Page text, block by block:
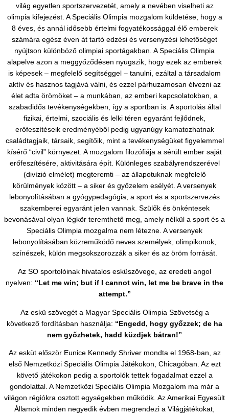
világ egyetlen sportszervezetét, amely a nevében viselheti az
olimpia kifejezést. A Speciális Olimpia mozgalom küldetése, hogy a
8 éves, és annál idősebb értelmi fogyatékossággal élő emberek
számára egész éven át tartó edzési és versenyzési lehetőséget
nyújtson különböző olimpiai sportágakban. A Speciális Olimpia
alapelve azon a meggyőződésen nyugszik, hogy ezek az emberek
is képesek – megfelelő segítséggel – tanulni, ezáltal a társadalom
aktív és hasznos tagjává válni, és ezzel párhuzamosan élvezni az
élet adta örömöket – a munkában, az emberi kapcsolatokban, a
szabadidős tevékenységekben, így a sportban is. A sportolás által
fizikai, értelmi, szociális és lelki téren egyaránt fejlődnek,
erőfeszítéseik eredményéből pedig ugyanúgy kamatozhatnak
családtagjaik, társaik, segítőik, mint a tevékenységüket figyelemmel
kísérő “civil” környezet. A mozgalom filozófiája a sérült ember saját
erőfeszítésére, aktivitására épít. Különleges szabályrendszerével
(divízió elmélet) megteremti – az állapotuknak megfelelő
körülmények között – a siker és győzelem esélyét. A versenyek
lebonyolításában a gyógypedagógia, a sport és a sportszervezés
szakemberei egyaránt jelen vannak. Szülők és önkéntesek
bevonásával olyan légkör teremthető meg, amely nélkül a sport és a
Speciális Olimpia mozgalma nem létezne. A versenyek
lebonyolításában közreműködő neves személyek, olimpikonok,
színészek, külön megsokszorozzák a siker és az öröm forrását.
Az SO sportolóinak hivatalos esküszövege, az eredeti angol
nyelven: “Let me win; but if I cannot win, let me be brave in the
attempt.”
Az eskü szövegét a Magyar Speciális Olimpia Szövetség a
következő fordításban használja: “Engedd, hogy győzzek; de ha
nem győzhetek, hadd küzdjek bátran!”
Az esküt először Eunice Kennedy Shriver mondta el 1968-ban, az
első Nemzetközi Speciális Olimpia Játékokon, Chicagóban. Az ezt
követő játékokon pedig a sportolók tettek fogadalmat ezzel a
gondolattal. A Nemzetközi Speciális Olimpia Mozgalom ma már a
világon régiókra osztott egységekben működik. Az Amerikai Egyesült
Államok minden negyedik évben megrendezi a Világjátékokat,